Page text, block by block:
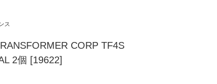
ス
CORP TF4S
2個 [19622]